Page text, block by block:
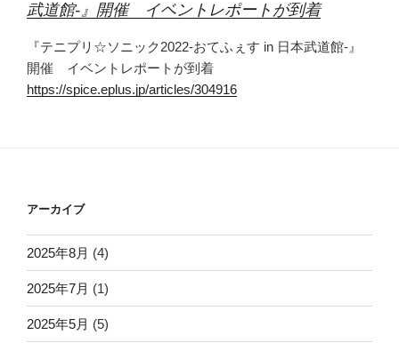
武道館-』開催 イベントレポートが到着
『テニプリ☆ソニック2022-おてふぇす in ⽇本武道館-』
開催 イベントレポートが到着
https://spice.eplus.jp/articles/304916
アーカイブ
2025年8月 (4)
2025年7月 (1)
2025年5月 (5)